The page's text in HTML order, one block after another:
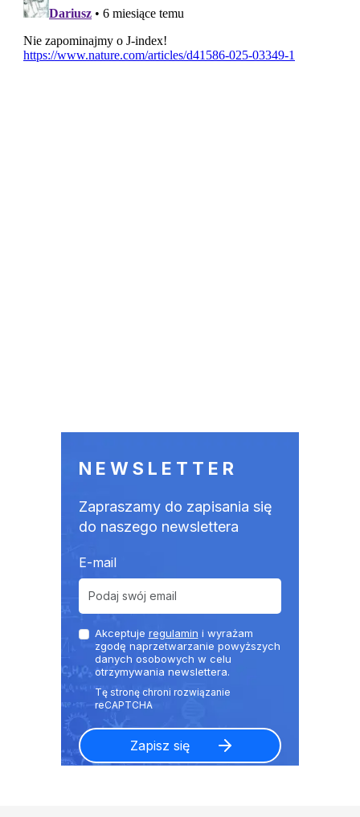
NEWSLETTER
Zapraszamy do zapisania się
do naszego newslettera
E-mail
Akceptuje regulamin i wyrażam
zgodę naprzetwarzanie powyższych
danych osobowych w celu
otrzymywania newslettera.